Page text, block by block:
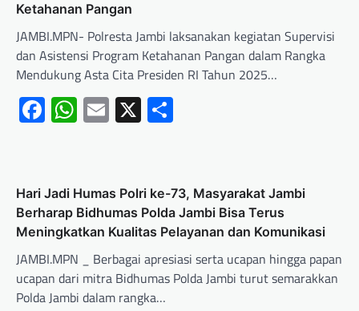
Ketahanan Pangan
JAMBI.MPN- Polresta Jambi laksanakan kegiatan Supervisi
dan Asistensi Program Ketahanan Pangan dalam Rangka
Mendukung Asta Cita Presiden RI Tahun 2025…
Facebook
WhatsApp
Email
X
Hari Jadi Humas Polri ke-73, Masyarakat Jambi
Berharap Bidhumas Polda Jambi Bisa Terus
Meningkatkan Kualitas Pelayanan dan Komunikasi
JAMBI.MPN _ Berbagai apresiasi serta ucapan hingga papan
ucapan dari mitra Bidhumas Polda Jambi turut semarakkan
Polda Jambi dalam rangka…